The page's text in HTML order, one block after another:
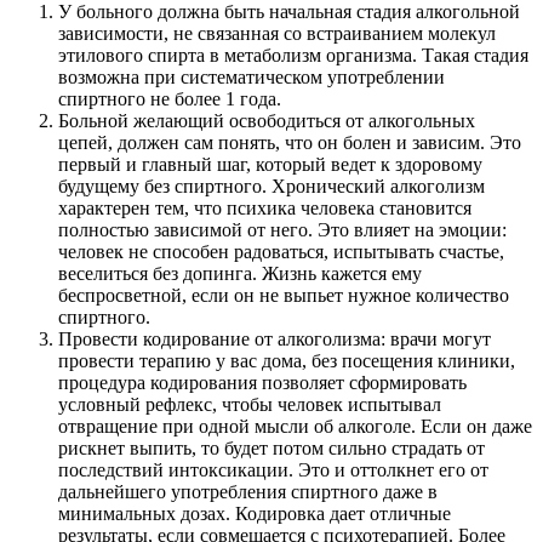
У больного должна быть начальная стадия алкогольной
зависимости, не связанная со встраиванием молекул
этилового спирта в метаболизм организма. Такая стадия
возможна при систематическом употреблении
спиртного не более 1 года.
Больной желающий освободиться от алкогольных
цепей, должен сам понять, что он болен и зависим. Это
первый и главный шаг, который ведет к здоровому
будущему без спиртного. Хронический алкоголизм
характерен тем, что психика человека становится
полностью зависимой от него. Это влияет на эмоции:
человек не способен радоваться, испытывать счастье,
веселиться без допинга. Жизнь кажется ему
беспросветной, если он не выпьет нужное количество
спиртного.
Провести кодирование от алкоголизма: врачи могут
провести терапию у вас дома, без посещения клиники,
процедура кодирования позволяет сформировать
условный рефлекс, чтобы человек испытывал
отвращение при одной мысли об алкоголе. Если он даже
рискнет выпить, то будет потом сильно страдать от
последствий интоксикации. Это и оттолкнет его от
дальнейшего употребления спиртного даже в
минимальных дозах. Кодировка дает отличные
результаты, если совмещается с психотерапией. Более